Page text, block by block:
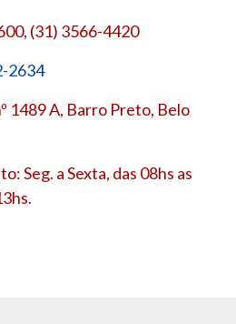
(31) 3566-4420
2634
1489 A, Barro Preto, Belo
Seg. a Sexta, das 08hs as